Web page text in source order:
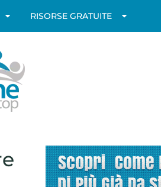
RISORSE GRATUITE